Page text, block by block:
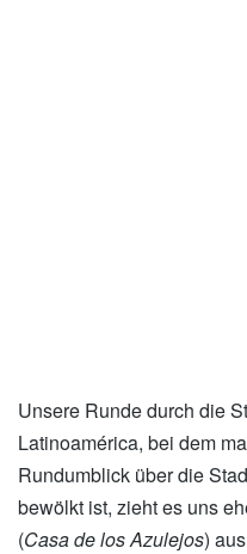
Unsere Runde durch die
Latinoamérica, bei dem
Rundumblick über die
bewölkt ist, zieht es uns
(Casa de los Azulejos)